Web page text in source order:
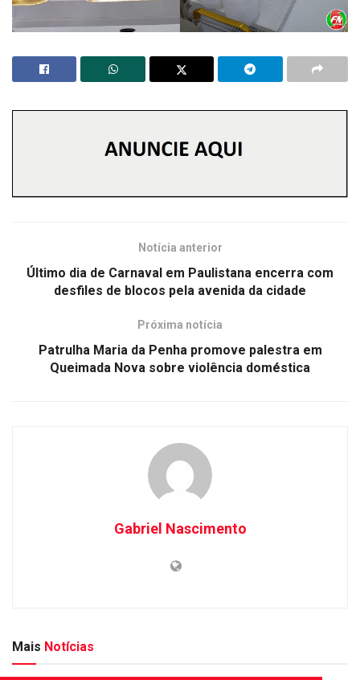
Notícia anterior
Último dia de Carnaval em Paulistana encerra com
desfiles de blocos pela avenida da cidade
Próxima notícia
Patrulha Maria da Penha promove palestra em
Queimada Nova sobre violência doméstica
Gabriel Nascimento
Mais Notícias